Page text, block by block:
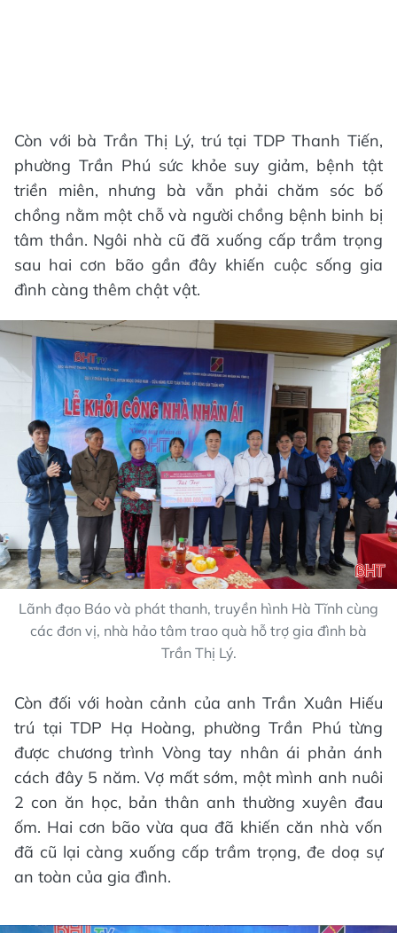
Còn với bà Trần Thị Lý, trú tại TDP Thanh Tiến,
phường Trần Phú sức khỏe suy giảm, bệnh tật
triền miên, nhưng bà vẫn phải chăm sóc bố
chồng nằm một chỗ và người chồng bệnh binh bị
tâm thần. Ngôi nhà cũ đã xuống cấp trầm trọng
sau hai cơn bão gần đây khiến cuộc sống gia
đình càng thêm chật vật.
Lãnh đạo Báo và phát thanh, truyền hình Hà Tĩnh cùng
các đơn vị, nhà hảo tâm trao quà hỗ trợ gia đình bà
Trần Thị Lý.
Còn đối với hoàn cảnh của anh Trần Xuân Hiếu
trú tại TDP Hạ Hoàng, phường Trần Phú từng
được chương trình Vòng tay nhân ái phản ánh
cách đây 5 năm. Vợ mất sớm, một mình anh nuôi
2 con ăn học, bản thân anh thường xuyên đau
ốm. Hai cơn bão vừa qua đã khiến căn nhà vốn
đã cũ lại càng xuống cấp trầm trọng, đe doạ sự
an toàn của gia đình.